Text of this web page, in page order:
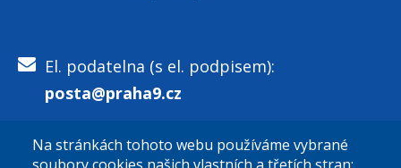
El. podatelna (s el. podpisem):
posta@praha9.cz
El. podatelna (bez el. podpisu):
Na stránkách tohoto webu používáme vybrané